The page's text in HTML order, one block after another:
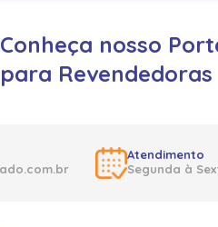
Conheça nosso
para Revendedoras
Atendimento
Segunda à